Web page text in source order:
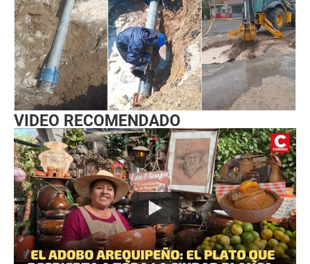
VIDEO RECOMENDADO